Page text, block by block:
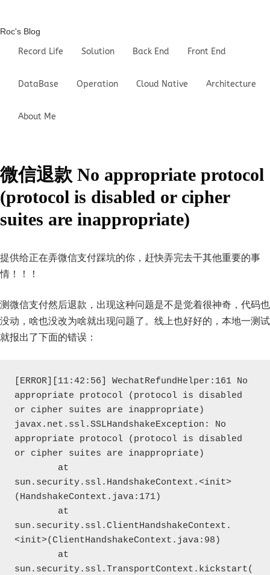
Roc's Blog
Record Life Solution Back End Front End
DataBase Operation Cloud Native Architecture
About Me
微信退款 No appropriate protocol
(protocol is disabled or cipher
suites are inappropriate)
提供给正在弄微信支付踩坑的你，赶快弄完去干其他重要的事
情！！！
测微信支付然后退款，出现这种问题是不是觉着很神奇，代码也
没动，啥也没改为啥就出现问题了。线上也好好的，本地一测试
就报出了下面的错误：
[ERROR][11:42:56] WechatRefundHelper:161 No
appropriate protocol (protocol is disabled
or cipher suites are inappropriate)
javax.net.ssl.SSLHandshakeException: No
appropriate protocol (protocol is disabled
or cipher suites are inappropriate)
sun.security.ssl.HandshakeContext.<init>
(HandshakeContext.java:171)
sun.security.ssl.ClientHandshakeContext.
<init>(ClientHandshakeContext.java:98)
sun.security.ssl.TransportContext.kickstart(